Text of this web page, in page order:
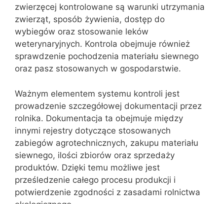
zwierzęcej kontrolowane są warunki utrzymania
zwierząt, sposób żywienia, dostęp do
wybiegów oraz stosowanie leków
weterynaryjnych. Kontrola obejmuje również
sprawdzenie pochodzenia materiału siewnego
oraz pasz stosowanych w gospodarstwie.
Ważnym elementem systemu kontroli jest
prowadzenie szczegółowej dokumentacji przez
rolnika. Dokumentacja ta obejmuje między
innymi rejestry dotyczące stosowanych
zabiegów agrotechnicznych, zakupu materiału
siewnego, ilości zbiorów oraz sprzedaży
produktów. Dzięki temu możliwe jest
prześledzenie całego procesu produkcji i
potwierdzenie zgodności z zasadami rolnictwa